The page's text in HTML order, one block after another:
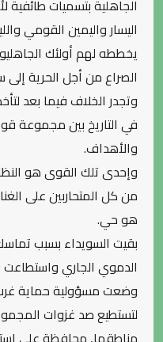
الجاهلية بتسميات طائفية
اليسار واليمين القومي
يخططه لهم أولئك
الصراع من أجل الحرية
وتجدر الخلاف فيما بعد
في التاريخ بين مجموعة
والأهداف.
وإحدى تلك القوى هو
من كل المتحاربين على
هو حي.
بقيت السويداء بسبب
الدموي الجاري واستطاعت
وضعت مسؤولية حماية
لتستطيع صد غزوات